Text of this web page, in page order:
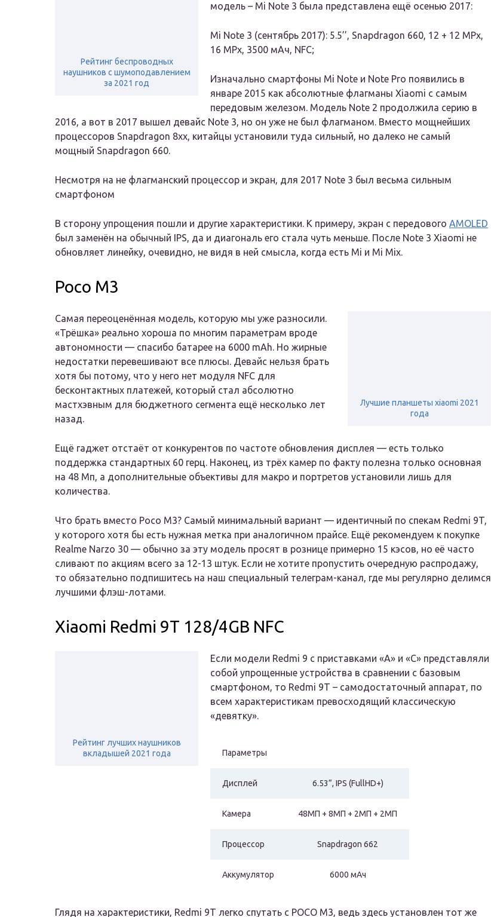
Рейтинг беспроводных
наушников с шумоподавлением
за 2021 год
модель – Mi Note 3 была представлена ещё осенью 2017:
Mi Note 3 (сентябрь 2017): 5.5’’, Snapdragon 660, 12 + 12 MPx,
16 MPx, 3500 мАч, NFC;
Изначально смартфоны Mi Note и Note Pro появились в
январе 2015 как абсолютные флагманы Xiaomi с самым
передовым железом. Модель Note 2 продолжила серию в
2016, а вот в 2017 вышел девайс Note 3, но он уже не был флагманом. Вместо мощнейших
процессоров Snapdragon 8xx, китайцы установили туда сильный, но далеко не самый
мощный Snapdragon 660.
Несмотря на не флагманский процессор и экран, для 2017 Note 3 был весьма сильным
смартфоном
В сторону упрощения пошли и другие характеристики. К примеру, экран с передового AMOLED
был заменён на обычный IPS, да и диагональ его стала чуть меньше. После Note 3 Xiaomi не
обновляет линейку, очевидно, не видя в ней смысла, когда есть Mi и Mi Mix.
Poco M3
Лучшие планшеты xiaomi 2021
года
Самая переоценённая модель, которую мы уже разносили.
«Трёшка» реально хороша по многим параметрам вроде
автономности — спасибо батарее на 6000 mAh. Но жирные
недостатки перевешивают все плюсы. Девайс нельзя брать
хотя бы потому, что у него нет модуля NFC для
бесконтактных платежей, который стал абсолютно
мастхэвным для бюджетного сегмента ещё несколько лет
назад.
Ещё гаджет отстаёт от конкурентов по частоте обновления дисплея — есть только
поддержка стандартных 60 герц. Наконец, из трёх камер по факту полезна только основная
на 48 Мп, а дополнительные объективы для макро и портретов установили лишь для
количества.
Что брать вместо Poco M3? Самый минимальный вариант — идентичный по спекам Redmi 9T,
у которого хотя бы есть нужная метка при аналогичном прайсе. Ещё рекомендуем к покупке
Realme Narzo 30 — обычно за эту модель просят в рознице примерно 15 кэсов, но её часто
сливают по акциям всего за 12-13 штук. Если не хотите пропустить очередную распродажу,
то обязательно подпишитесь на наш специальный телеграм-канал, где мы регулярно делимся
лучшими флэш-лотами.
Xiaomi Redmi 9T 128/4GB NFC
Рейтинг лучших наушников
вкладышей 2021 года
Если модели Redmi 9 с приставками «А» и «С» представляли
собой упрощенные устройства в сравнении с базовым
смартфоном, то Redmi 9T – самодостаточный аппарат, по
всем характеристикам превосходящий классическую
«девятку».
Параметры
Дисплей 6.53”, IPS (FullHD+)
Камера 48МП + 8МП + 2МП + 2МП
Процессор Snapdragon 662
Аккумулятор 6000 мАч
Глядя на характеристики, Redmi 9T легко спутать с POCO M3, ведь здесь установлен тот же